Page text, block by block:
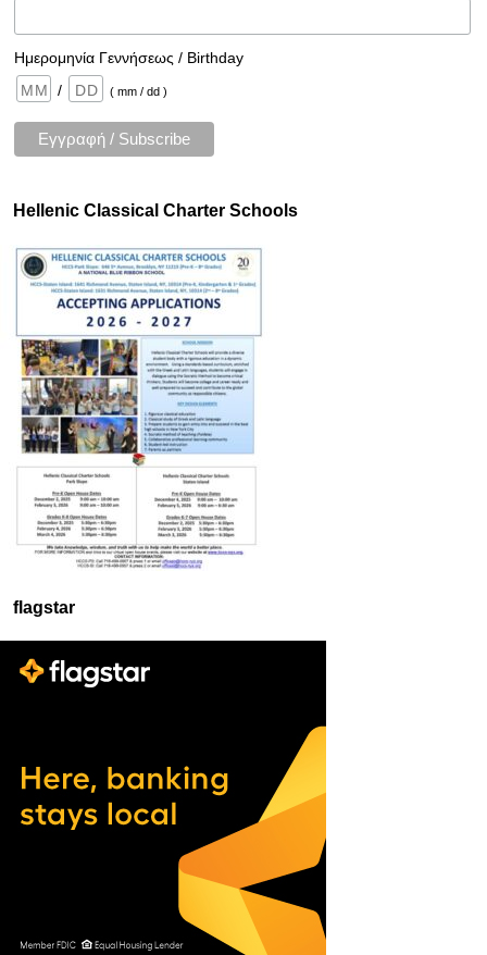
Ημερομηνία Γεννήσεως / Birthday
/
( mm / dd )
Hellenic Classical Charter Schools
flagstar